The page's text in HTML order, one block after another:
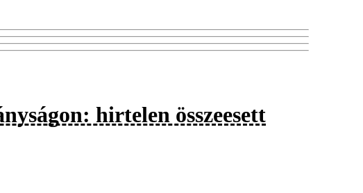
hirtelen összeesett